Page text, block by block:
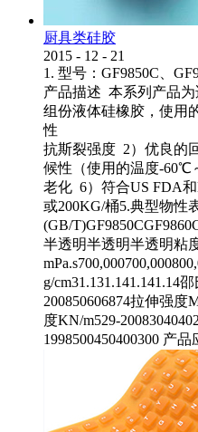
厨具类硅胶
2015 - 12 - 21
1. 型号：GF9850C、
产品描述 本系列产品
组份液体硅橡胶，使用
性 1）优
抗斯裂强度 2）优良的
候性（使用的温度-
老化 6）符合US FDA
或200KG/桶5.典型物性
(GB/
半透明半透明半透明粘
g/cm31.131.141.141.14
200850606874拉伸强度
度KN/m529-
1998500450400300 产